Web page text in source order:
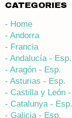
CATEGORIES
- Home
- Andorra
- Francia
- Andalucía - Esp.
- Aragón - Esp.
- Asturias - Esp.
- Castilla y León
- Catalunya - Esp.
- Galicia - Esp.